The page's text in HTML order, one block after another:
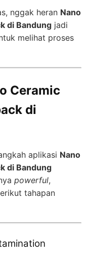
nggak heran Nano
di Bandung jadi
melihat proses
Ceramic
di
aplikasi Nano
di Bandung
powerful,
tahapan